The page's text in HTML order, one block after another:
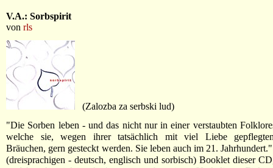
V.A.: Sorbspirit
von rls
(Zalozba za serbski lud)
"Die Sorben leben - und das nicht nur in einer verstaubten
welche sie, wegen ihrer tatsächlich mit viel Liebe
Bräuchen, gern gesteckt werden. Sie leben auch im 21.
(dreisprachigen - deutsch, englisch und sorbisch) Booklet dieser